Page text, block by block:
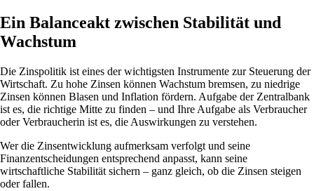
Ein Balanceakt zwischen Stabilität und
Wachstum
Die Zinspolitik ist eines der wichtigsten Instrumente zur Steuerung der
Wirtschaft. Zu hohe Zinsen können Wachstum bremsen, zu niedrige
Zinsen können Blasen und Inflation fördern. Aufgabe der Zentralbank
ist es, die richtige Mitte zu finden – und Ihre Aufgabe als Verbraucher
oder Verbraucherin ist es, die Auswirkungen zu verstehen.
Wer die Zinsentwicklung aufmerksam verfolgt und seine
Finanzentscheidungen entsprechend anpasst, kann seine
wirtschaftliche Stabilität sichern – ganz gleich, ob die Zinsen steigen
oder fallen.